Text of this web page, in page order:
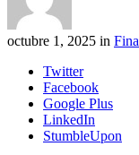
octubre 1, 2025 in
Twitter
Facebook
Google Plus
LinkedIn
StumbleUpon